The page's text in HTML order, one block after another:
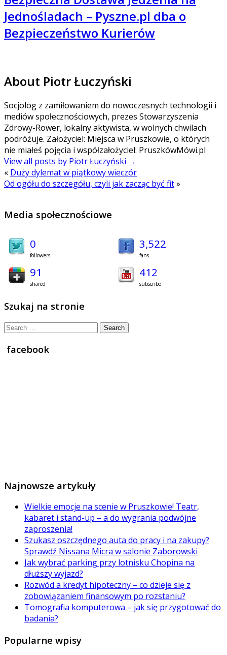
Jednośladach – Pyszne.pl dba o
Bezpieczeństwo Kurierów
About Piotr Łuczyński
Socjolog z zamiłowaniem do nowoczesnych technologii i
mediów społecznościowych, prezes Stowarzyszenia
Zdrowy-Rower, lokalny aktywista, w wolnych chwilach
podróżuje. Założyciel: Miejsca w Pruszkowie, o których
nie miałeś pojęcia i współzałożyciel: PruszkówMówi.pl
View all posts by Piotr Łuczyński →
« Duży dylemat w piątkowy wieczór
Od ogółu do szczegółu, czyli jak zacząc być fit»
Media społecznościowe
0
followers
3,522
fans
91
shared
412
subscribe
Szukaj na stronie
Search
facebook
Najnowsze artykuły
Wielkie emocje na scenie w Pruszkowie! Teatr,
kabaret i stand-up – a do wygrania podwójne
zaproszenia!
Szukasz oszczędnego auta do pracy i na zakupy?
Sprawdź Nissana Micra w salonie Zaborowski
Jak wybrać parking przy lotnisku Chopina na
dłuższy wyjazd?
Rozwód a kredyt hipoteczny – co dzieje się z
zobowiązaniem finansowym po rozstaniu?
Tomografia komputerowa – jak się przygotować do
badania?
Popularne wpisy